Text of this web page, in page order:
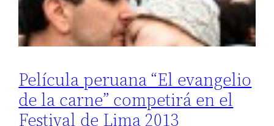
Película peruana “El evangelio
de la carne” competirá en el
Festival de Lima 2013